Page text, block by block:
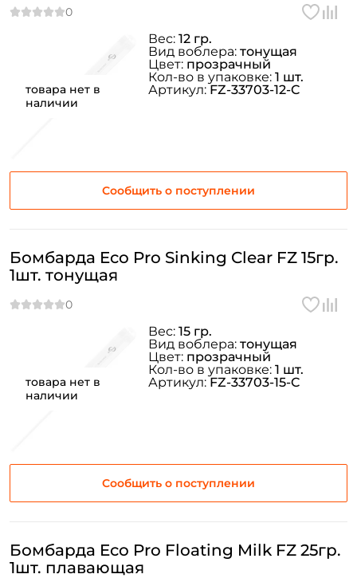
товара нет в
наличии
Сообщить о поступлении
Вес: 12 гр.
Вид воблера: тонущая
Цвет: прозрачный
Кол-во в упаковке: 1 шт.
Артикул:FZ-33703-12-C
товара нет в
наличии
Бомбарда Eco Pro Sinking Clear FZ 15гр.
1шт. тонущая
Сообщить о поступлении
Вес: 15 гр.
Вид воблера: тонущая
Цвет: прозрачный
Кол-во в упаковке: 1 шт.
Артикул:FZ-33703-15-C
Бомбарда Eco Pro Floating Milk FZ 25гр.
1шт. плавающая